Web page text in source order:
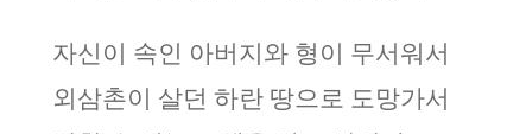
자신이 속인 아버지와 형이 무서워서
외삼촌이 살던 하란 땅으로 도망가서